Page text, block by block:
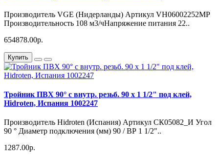
Производитель VGE (Нидерланды) Артикул VH06002252MP
Производительность 108 м3/чНапряжение питания 22..
654878.00р.
Купить
Тройник ПВХ 90° с внутр. резьб. 90 х 1 1/2" под клей,
Hidroten, Испания 1002247
Производитель Hidroten (Испания) Артикул СК05082_И Угол
90 ° Диаметр подключения (мм) 90 / ВР 1 1/2"..
1287.00р.